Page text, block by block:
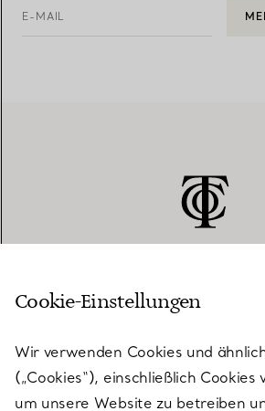
E-MAIL
KUNDENSERVICE
SERVICES
Cookie-Einstellungen
Wir verwenden Cookies und
(„Cookies“), einschließlich
um unsere Website zu betreiben